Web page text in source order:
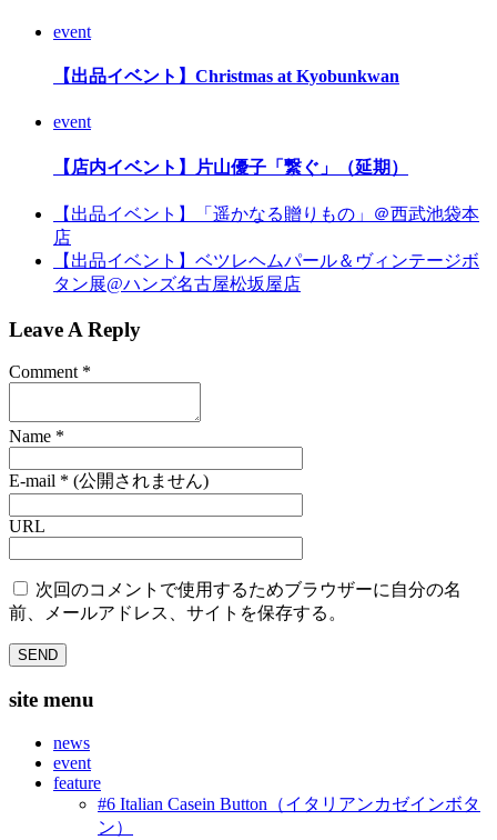
event
【出品イベント】Christmas at Kyobunkwan
event
【店内イベント】片山優子「繋ぐ」（延期）
【出品イベント】「遥かなる贈りもの」＠西武池袋本
店
【出品イベント】ベツレヘムパール＆ヴィンテージボ
タン展@ハンズ名古屋松坂屋店
Leave A Reply
Comment *
Name *
E-mail * (公開されません)
URL
次回のコメントで使用するためブラウザーに自分の名
前、メールアドレス、サイトを保存する。
site menu
news
event
feature
#6 Italian Casein Button（イタリアンカゼインボタ
ン）